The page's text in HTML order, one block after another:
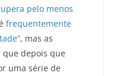
pelo menos
frequentemente
, mas as
depois que
uma série de